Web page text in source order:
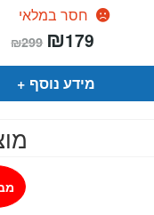
חסר במלאי
₪299 המחיר
המקורי
היה:
₪299.
₪179
הוא:
מידע נוסף